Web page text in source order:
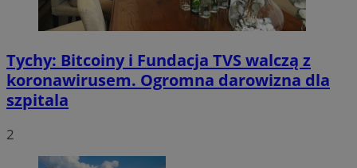
Tychy: Bitcoiny i Fundacja TVS walczą z
koronawirusem. Ogromna darowizna dla
szpitala
2